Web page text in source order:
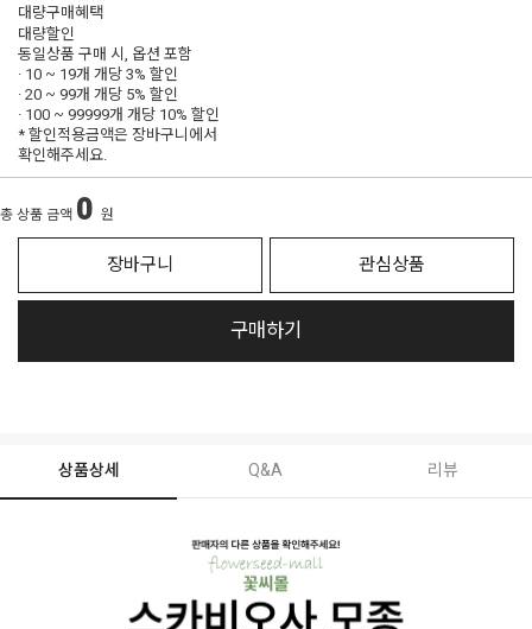
대량구매혜택
대량할인
동일상품 구매 시, 옵션 포함
· 10 ~ 19개 개당3% 할인
· 20 ~ 99개 개당 5% 할인
· 100 ~ 99999개 개당 10% 할인
* 할인적용금액은 장바구니에서
확인해주세요.
총 상품 금액 0 원
장바구니 관심상품
구매하기
상품상세 Q&A 리뷰